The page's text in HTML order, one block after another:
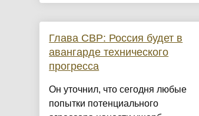
Глава СВР: Россия будет в
авангарде технического
прогресса
Он уточнил, что сегодня любые
попытки потенциального